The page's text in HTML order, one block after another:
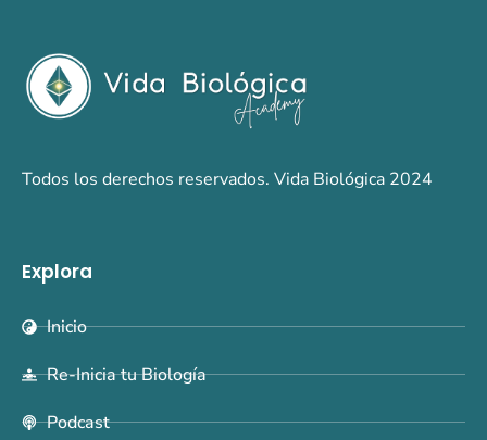
Todos los derechos reservados. Vida Biológica 2024
Explora
Inicio
Re-Inicia tu Biología
Podcast